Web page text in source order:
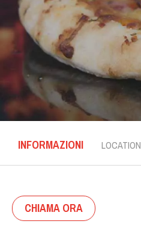
INFORMAZIONI LOCATION
CHIAMA ORA